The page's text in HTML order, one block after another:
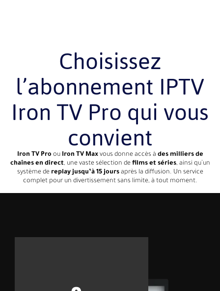
Choisissez
l’abonnement IPTV
Iron TV Pro qui vous
convient
Iron TV Pro ou Iron TV Maxvous donne accès à des milliers de
chaînes en direct, une vaste sélection de films et séries, ainsi qu’un
système de replay jusqu’à 15 joursaprès la diffusion. Un service
complet pour un divertissement sans limite, à tout moment.